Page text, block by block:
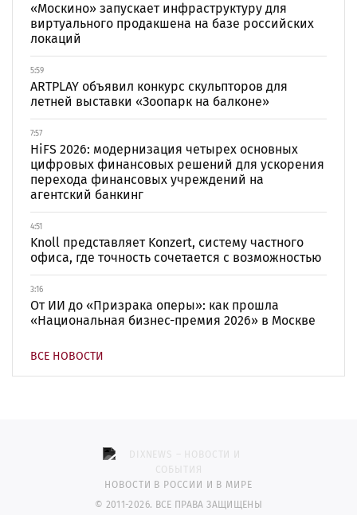
«Москино» запускает инфраструктуру для
виртуального продакшена на базе российских
локаций
5:59
ARTPLAY объявил конкурс скульпторов для
летней выставки «Зоопарк на балконе»
7:57
HiFS 2026: модернизация четырех основных
цифровых финансовых решений для ускорения
перехода финансовых учреждений на
агентский банкинг
4:51
Knoll представляет Konzert, систему частного
офиса, где точность сочетается с возможностью
3:16
От ИИ до «Призрака оперы»: как прошла
«Национальная бизнес-премия 2026» в Москве
ВСЕ НОВОСТИ
НОВОСТИ В РОССИИ И В МИРЕ
© 2011-2026. ВСЕ ПРАВА ЗАЩИЩЕНЫ